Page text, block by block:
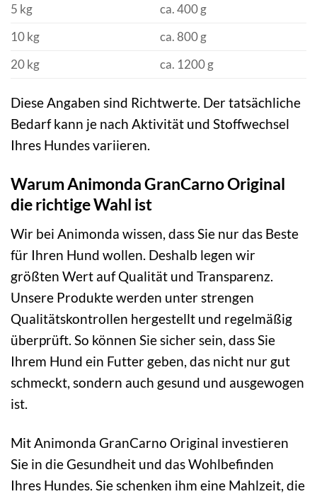
5 kg
ca. 400 g
10 kg
ca. 800 g
20 kg
ca. 1200 g
Diese Angaben sind Richtwerte. Der tatsächliche
Bedarf kann je nach Aktivität und Stoffwechsel
Ihres Hundes variieren.
Warum Animonda GranCarno Original
die richtige Wahl ist
Wir bei Animonda wissen, dass Sie nur das Beste
für Ihren Hund wollen. Deshalb legen wir
größten Wert auf Qualität und Transparenz.
Unsere Produkte werden unter strengen
Qualitätskontrollen hergestellt und regelmäßig
überprüft. So können Sie sicher sein, dass Sie
Ihrem Hund ein Futter geben, das nicht nur gut
schmeckt, sondern auch gesund und ausgewogen
ist.
Mit Animonda GranCarno Original investieren
Sie in die Gesundheit und das Wohlbefinden
Ihres Hundes. Sie schenken ihm eine Mahlzeit, die